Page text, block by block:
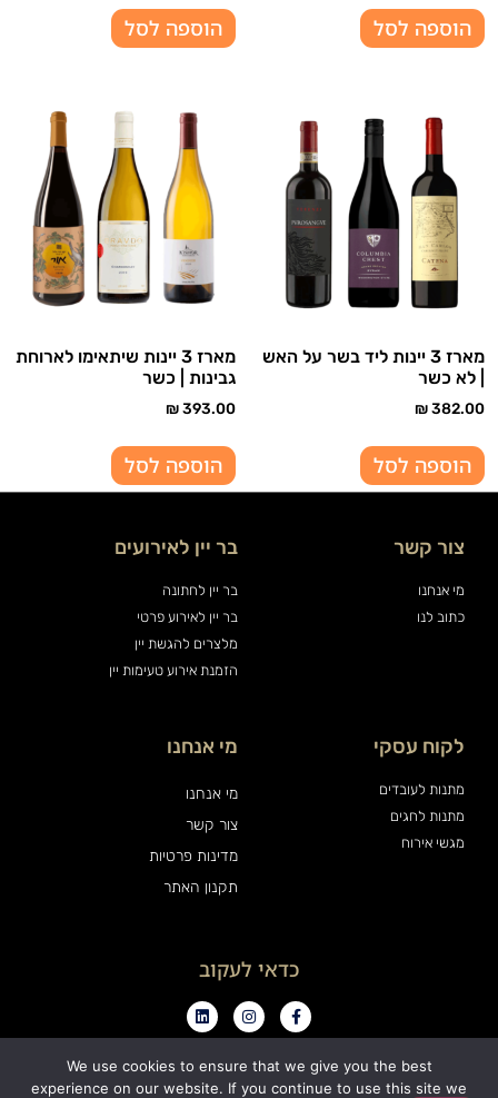
הוספה לסל הוספה לסל
מארז 3 יינות ליד בשר על האש
| לא כשר
₪382.00
הוספה לסל
מארז 3 יינות שיתאימו לארוחת
גבינות | כשר
₪393.00
הוספה לסל
צור קשר
מי אנחנו
כתוב לנו
בר יין לאירועים
בר יין לחתונה
בר יין לאירוע פרטי
מלצרים להגשת יין
הזמנת אירוע טעימות יין
לקוח עסקי
מתנות לעובדים
מתנות לחגים
מגשי אירוח
מי אנחנו
מי אנחנו
צור קשר
מדינות פרטיות
תקנון האתר
כדאי לעקוב
0
We use cookies to ensure that we give you the best
experience on our website. If you continue to use this site we